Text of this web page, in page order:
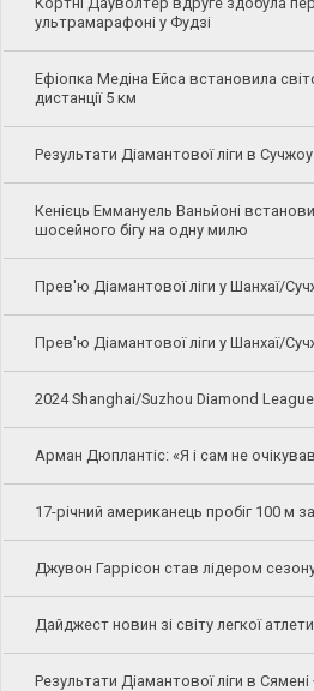
ультрамарафоні у Фудзі
Ефіопка Медіна Ейса встановила
дистанції 5 км
Результати Діамантової ліги в
Кенієць Еммануель Ваньйоні
шосейного бігу на одну милю
Прев'ю Діамантової ліги у Шанхаї/
Прев'ю Діамантової ліги у Шанхаї/
2024 Shanghai/Suzhou Diamond League
Арман Дюплантіс: «Я і сам не
17-річний американець пробіг 100 м
Джувон Гаррісон став лідером
Дайджест новин зі світу легкої
Результати Діамантової ліги в Сямені